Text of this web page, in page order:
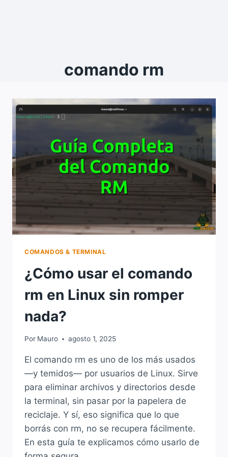
comando rm
COMANDOS & TERMINAL
¿Cómo usar el comando
rm en Linux sin romper
nada?
Por Mauro agosto 1, 2025
El comando rm es uno de los más usados
—y temidos— por usuarios de Linux. Sirve
para eliminar archivos y directorios desde
la terminal, sin pasar por la papelera de
reciclaje. Y sí, eso significa que lo que
borrás con rm, no se recupera fácilmente.
En esta guía te explicamos cómo usarlo de